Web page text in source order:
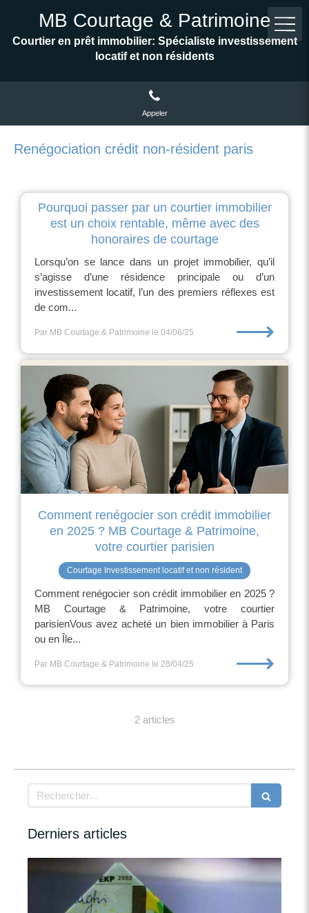
MB Courtage & Patrimoine
Courtier en prêt immobilier: Spécialiste investissement
locatif et non résidents
Appeler
Renégociation crédit non-résident paris
Pourquoi passer par un courtier immobilier
est un choix rentable, même avec des
honoraires de courtage
Lorsqu’on se lance dans un projet immobilier, qu’il
s’agisse d’une résidence principale ou d’un
investissement locatif, l’un des premiers réflexes est
de com...
Par MB Courtage & Patrimoine le 04/06/25 ⟶
Comment renégocier son crédit immobilier
en 2025 ? MB Courtage & Patrimoine,
votre courtier parisien
Courtage Investissement locatif et non résident
Comment renégocier son crédit immobilier en 2025 ?
MB Courtage & Patrimoine, votre courtier
parisienVous avez acheté un bien immobilier à Paris
ou en Île...
Par MB Courtage & Patrimoine le 28/04/25 ⟶
2 articles
Rechercher
Derniers articles